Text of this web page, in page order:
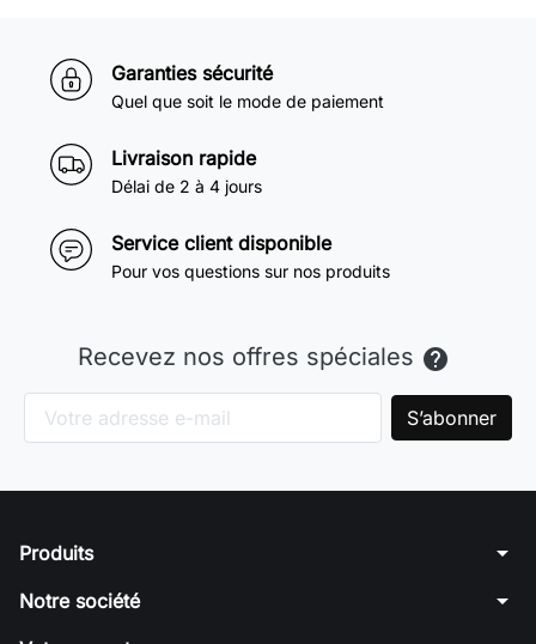
Garanties sécurité
Quel que soit le mode de paiement
Livraison rapide
Délai de 2 à 4 jours
Service client disponible
Pour vos questions sur nos produits
Recevez nos offres spéciales 
Produits arrow_drop_down
Notre société arrow_drop_down